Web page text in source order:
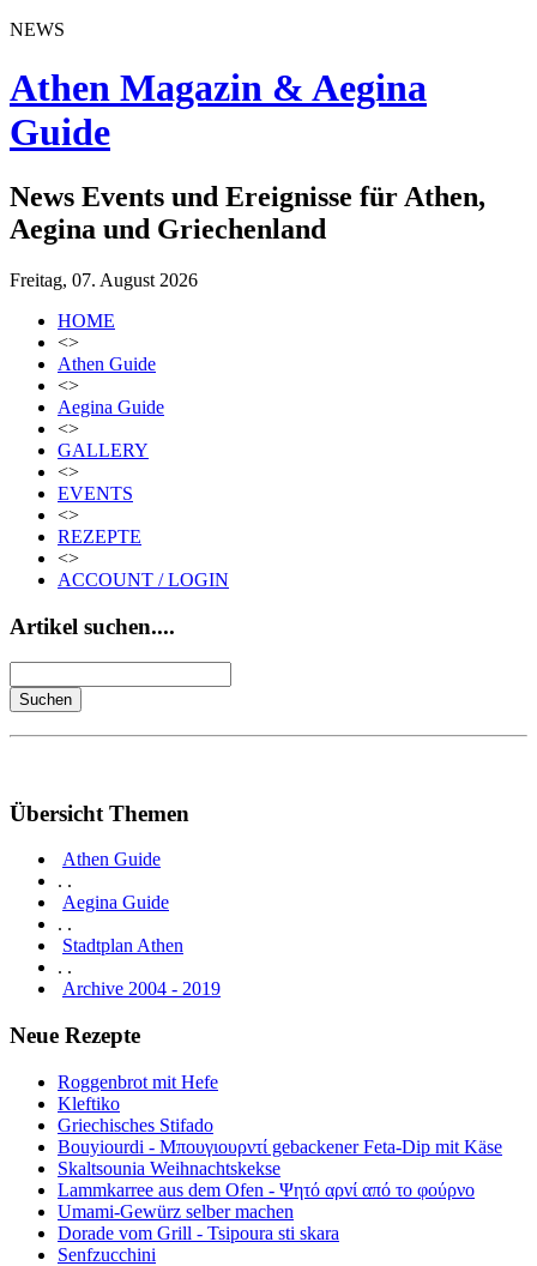
NEWS
Athen Magazin & Aegina
Guide
News Events und Ereignisse für Athen,
Aegina und Griechenland
Freitag, 07. August 2026
HOME
<>
Athen Guide
<>
Aegina Guide
<>
GALLERY
<>
EVENTS
<>
REZEPTE
<>
ACCOUNT / LOGIN
Artikel suchen....
Übersicht Themen
Athen Guide
. .
Aegina Guide
. .
Stadtplan Athen
. .
Archive 2004 - 2019
Neue Rezepte
Roggenbrot mit Hefe
Kleftiko
Griechisches Stifado
Bouyiourdi - Μπουγιουρντί gebackener Feta-Dip mit Käse
Skaltsounia Weihnachtskekse
Lammkarree aus dem Ofen - Ψητό αρνί από το φούρνο
Umami-Gewürz selber machen
Dorade vom Grill - Tsipoura sti skara
Senfzucchini